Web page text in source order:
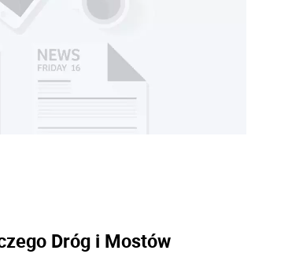
Dróg i Mostów